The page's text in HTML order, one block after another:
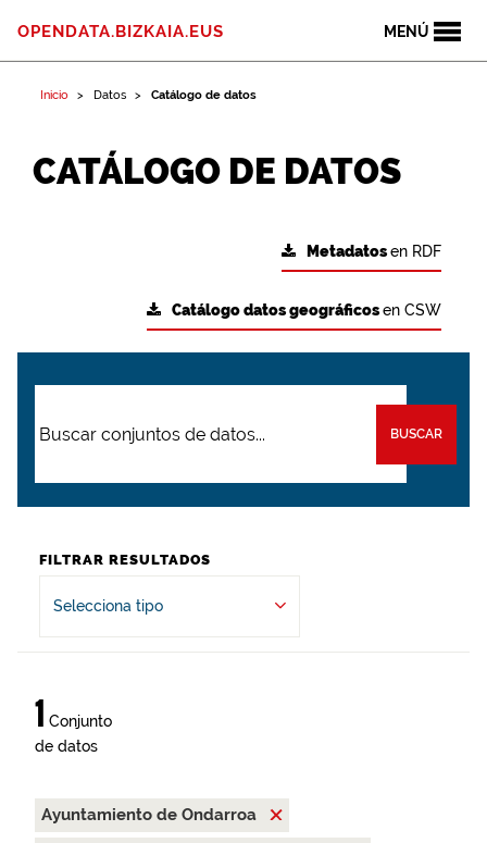
MENÚ
OPENDATA.BIZKAIA.EUS
Inicio Datos Catálogo de datos
CATÁLOGO DE DATOS
Metadatosen RDF
Catálogo datos geográficosen CSW
BUSCAR
FILTRAR RESULTADOS
Selecciona tipo
1 Conjunto
de datos
Ayuntamiento de Ondarroa